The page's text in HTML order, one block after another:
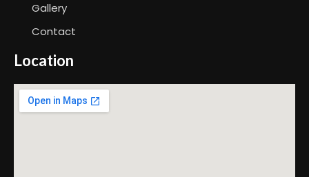
Gallery
Contact
Location